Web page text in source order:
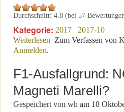
Durchschnitt: 4.8 (bei 57
Kategorie: 2017
2017-10
Weiterlesen über VLN 9 – 2017:
Zum Verfassen von
Anmelden.
F1-Ausfallgrund:
Magneti Marelli?
Gespeichert von wh am 18